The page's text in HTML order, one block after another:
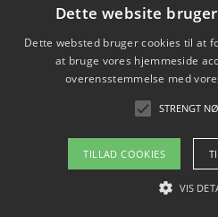
Hvordan nyheder om CO2-
hverdag
Om / kontakt
Blog
Dette website
Dette websted bruger cookies til at
at bruge vores hjemmeside
overensstemmelse med
STRENGT
TILLAD COOKIES
VIS